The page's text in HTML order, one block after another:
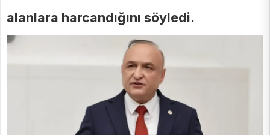
alanlara harcandığını söyledi.